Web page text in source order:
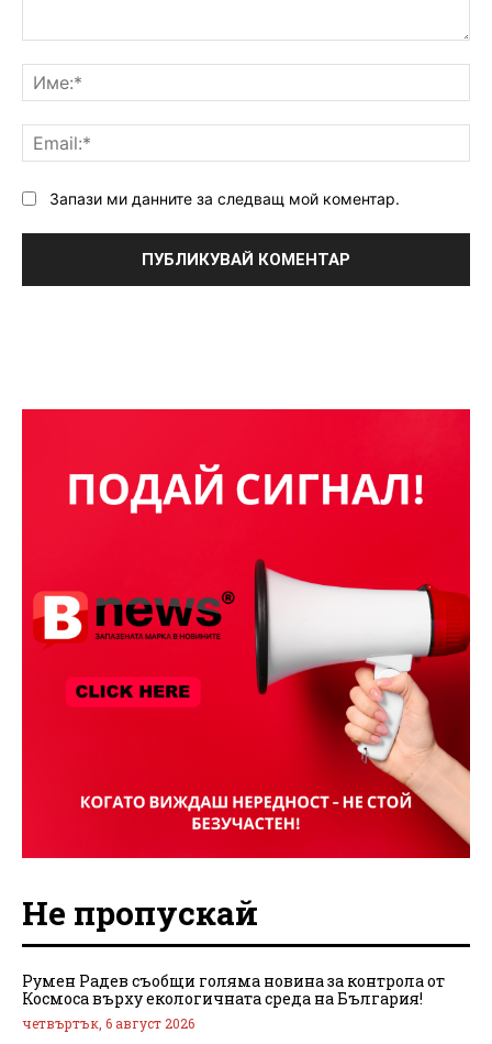
Запази ми данните за следващ мой коментар.
Не пропускай
Румен Радев съобщи голяма новина за контрола от
Космоса върху екологичната среда на България!
четвъртък, 6 август 2026